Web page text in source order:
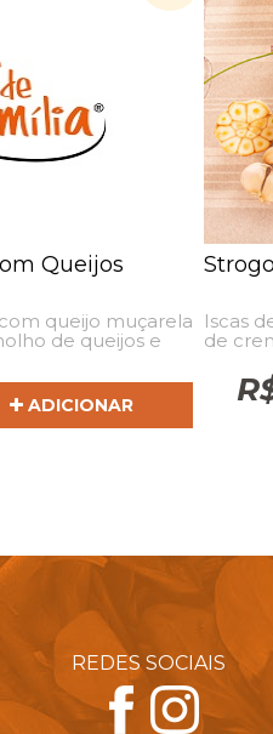
Queijos
queijo muçarela
de queijos e
ADICIONAR
Iscas
de
REDES SOCIAIS